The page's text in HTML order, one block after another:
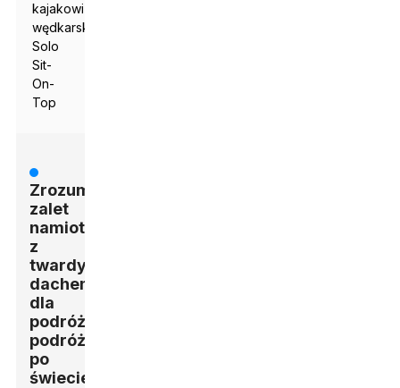
kajakowi
wędkarskiemu
Solo
Sit-
On-
Top
Zrozumienie
zalet
namiotów
z
twardym
dachem
dla
podróżników
podróżujących
po
świecie